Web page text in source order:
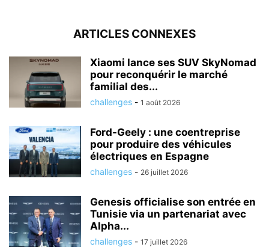
ARTICLES CONNEXES
Xiaomi lance ses SUV SkyNomad
pour reconquérir le marché
familial des...
challenges - 1 août 2026
Ford-Geely : une coentreprise
pour produire des véhicules
électriques en Espagne
challenges - 26 juillet 2026
Genesis officialise son entrée en
Tunisie via un partenariat avec
Alpha...
challenges - 17 juillet 2026